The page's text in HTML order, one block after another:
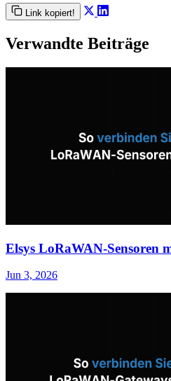
Link kopiert!
Verwandte Beiträge
Elsys LoRaWAN-Sensoren
Jun 3, 2026